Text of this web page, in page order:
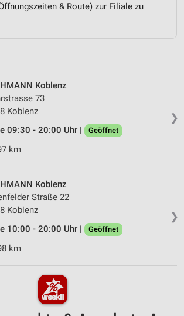
& Route) zur Filiale zu
❯
Koblenz
73
Koblenz
09:30 - 20:00 Uhr |
Geöffnet
km
❯
Koblenz
Straße 22
Koblenz
10:00 - 20:00 Uhr |
Geöffnet
km